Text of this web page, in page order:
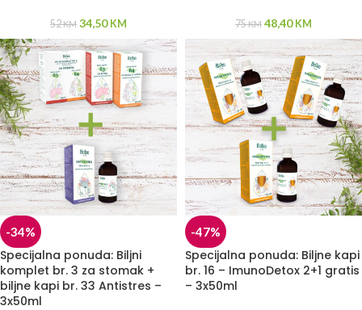
52KM 34,50 KM 75KM 48,40 KM
-34%
Specijalna ponuda: Biljni
komplet br. 3 za stomak +
biljne kapi br. 33 Antistres –
3x50ml
-47%
Specijalna ponuda: Biljne kapi
br. 16 – ImunoDetox 2+1 gratis
– 3x50ml